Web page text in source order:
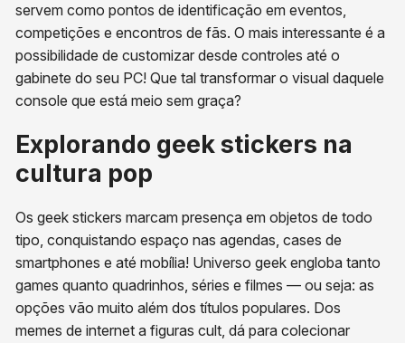
servem como pontos de identificação em eventos,
competições e encontros de fãs. O mais interessante é a
possibilidade de customizar desde controles até o
gabinete do seu PC! Que tal transformar o visual daquele
console que está meio sem graça?
Explorando geek stickers na
cultura pop
Os geek stickers marcam presença em objetos de todo
tipo, conquistando espaço nas agendas, cases de
smartphones e até mobília! Universo geek engloba tanto
games quanto quadrinhos, séries e filmes — ou seja: as
opções vão muito além dos títulos populares. Dos
memes de internet a figuras cult, dá para colecionar